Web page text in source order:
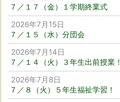
７／１７（金）１学期終業式
2026年7月15日
７／１５（水）分団会
2026年7月14日
７／１４（火）３年生出前授業！
2026年7月8日
７／８（火）５年生福祉学習！